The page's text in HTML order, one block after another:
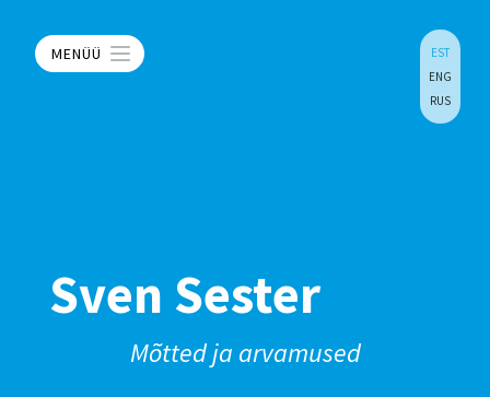
MENÜÜ
EST
ENG
RUS
Sven Sester
Mõtted ja arvamused